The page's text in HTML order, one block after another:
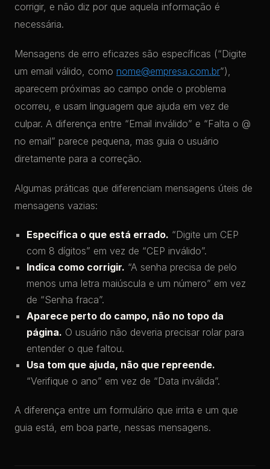
corrigir, e não diz por que aquela informação é
necessária.
Mensagens de erro eficazes são específicas (“Digite
um email válido, como nome@empresa.com.br”),
aparecem próximas ao campo onde o problema
ocorreu, e usam linguagem que ajuda em vez de
culpar. A diferença entre “Email inválido” e “Falta o @
no email” parece pequena, mas guia o usuário
diretamente para a correção.
Algumas práticas que diferenciam mensagens úteis de
mensagens vazias:
Específica o que está errado. “Digite um CEP
com 8 dígitos” em vez de “CEP inválido”.
Indica como corrigir. “A senha precisa de pelo
menos uma letra maiúscula e um número” em vez
de “Senha fraca”.
Aparece perto do campo, não no topo da
página. O usuário não deveria precisar rolar para
entender o que faltou.
Usa tom que ajuda, não que repreende.
“Verifique o ano” em vez de “Data inválida”.
A diferença entre um formulário que irrita e um que
guia está, em boa parte, nessas mensagens.